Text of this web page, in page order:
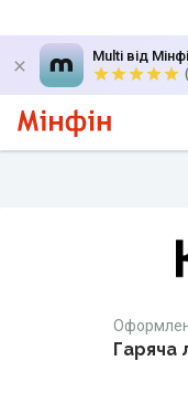
Multi від
Гаряча